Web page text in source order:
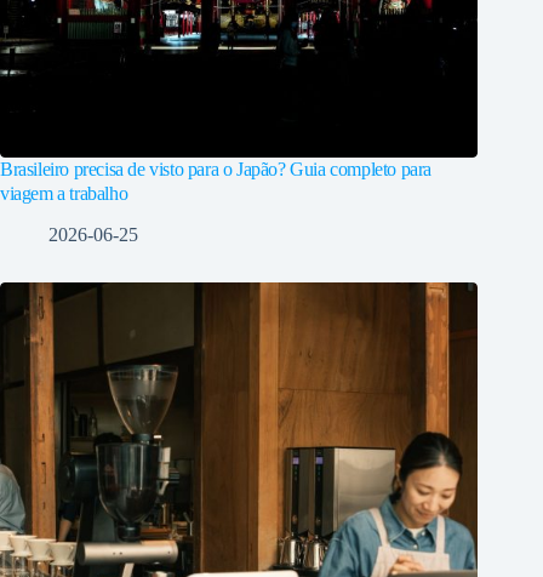
Brasileiro precisa de visto para o Japão? Guia completo para
viagem a trabalho
2026-06-25